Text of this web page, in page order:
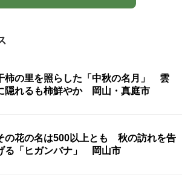
柿の里を照らした「中秋の名月」 雲
隠れるも柿鮮やか 岡山・真庭市
の花の名は500以上とも 秋の訪れを告
る「ヒガンバナ」 岡山市